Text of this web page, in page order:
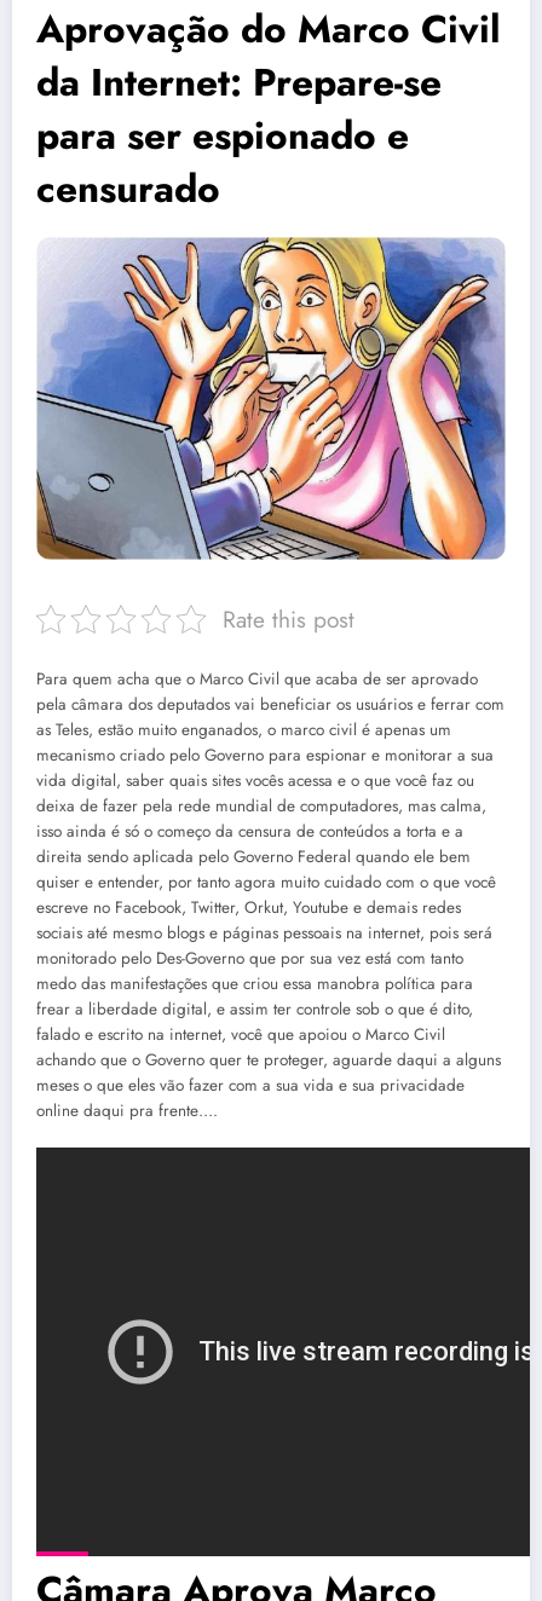
Aprovação do Marco Civil
da Internet: Prepare-se
para ser espionado e
censurado
Rate this post
Para quem acha que o Marco Civil que acaba de ser aprovado
pela câmara dos deputados vai beneficiar os usuários e ferrar com
as Teles, estão muito enganados, o marco civil é apenas um
mecanismo criado pelo Governo para espionar e monitorar a sua
vida digital, saber quais sites vocês acessa e o que você faz ou
deixa de fazer pela rede mundial de computadores, mas calma,
isso ainda é só o começo da censura de conteúdos a torta e a
direita sendo aplicada pelo Governo Federal quando ele bem
quiser e entender, por tanto agora muito cuidado com o que você
escreve no Facebook, Twitter, Orkut, Youtube e demais redes
sociais até mesmo blogs e páginas pessoais na internet, pois será
monitorado pelo Des-Governo que por sua vez está com tanto
medo das manifestações que criou essa manobra política para
frear a liberdade digital, e assim ter controle sob o que é dito,
falado e escrito na internet, você que apoiou o Marco Civil
achando que o Governo quer te proteger, aguarde daqui a alguns
meses o que eles vão fazer com a sua vida e sua privacidade
online daqui pra frente….